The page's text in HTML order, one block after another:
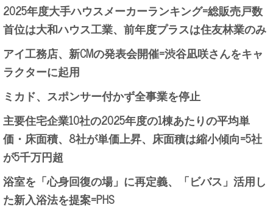
2025年度大手ハウスメーカーランキング=総販売戸数
首位は大和ハウス工業、前年度プラスは住友林業のみ
アイ工務店、新CMの発表会開催=渋谷凪咲さんをキャ
ラクターに起用
ミカド、スポンサー付かず全事業を停止
主要住宅企業10社の2025年度の1棟あたりの平均単
価・床面積、8社が単価上昇、床面積は縮小傾向=5社
が5千万円超
浴室を「心身回復の場」に再定義、「ビバス」活用し
た新入浴法を提案=PHS